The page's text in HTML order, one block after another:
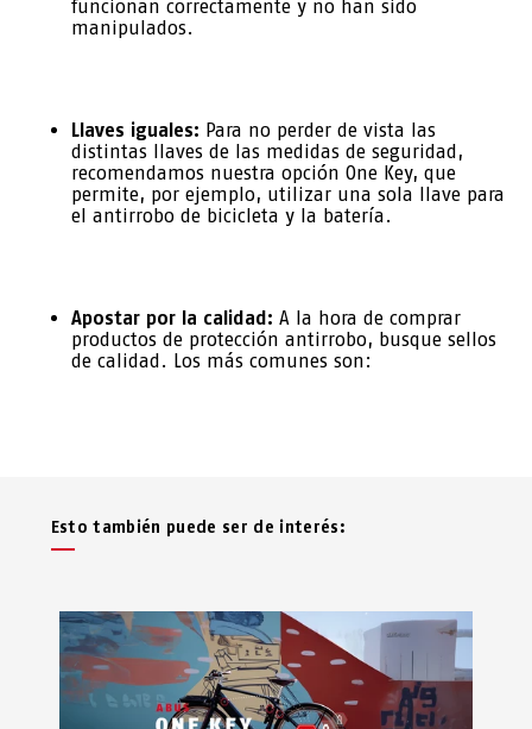
funcionan correctamente y no han sido
manipulados.
Llaves iguales: Para no perder de vista las
distintas llaves de las medidas de seguridad,
recomendamos nuestra opción One Key, que
permite, por ejemplo, utilizar una sola llave para
el antirrobo de bicicleta y la batería.
Apostar por la calidad: A la hora de comprar
productos de protección antirrobo, busque sellos
de calidad. Los más comunes son:
Esto también puede ser de interés: